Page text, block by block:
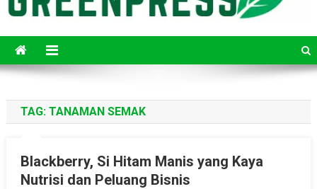
TAG: TANAMAN SEMAK
Blackberry, Si Hitam Manis yang Kaya
Nutrisi dan Peluang Bisnis